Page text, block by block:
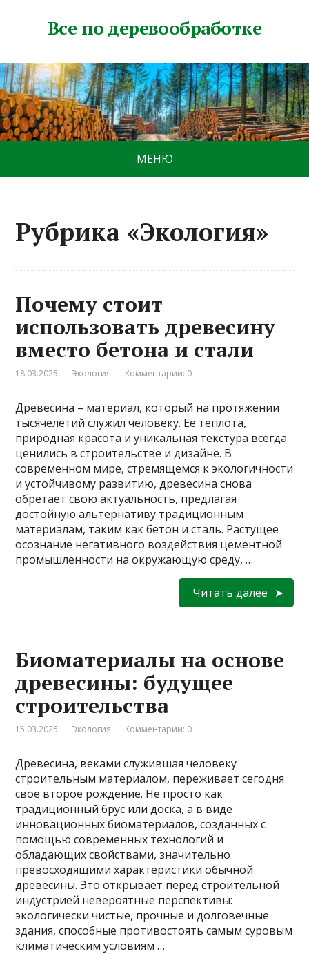
Все по деревообработке
МЕНЮ
Рубрика «Экология»
Почему стоит
использовать древесину
вместо бетона и стали
18.03.2025 Экология Комментарии: 0
Древесина – материал, который на протяжении
тысячелетий служил человеку. Ее теплота,
природная красота и уникальная текстура всегда
ценились в строительстве и дизайне. В
современном мире, стремящемся к экологичности
и устойчивому развитию, древесина снова
обретает свою актуальность, предлагая
достойную альтернативу традиционным
материалам, таким как бетон и сталь. Растущее
осознание негативного воздействия цементной
промышленности на окружающую среду, …
Читать далее
Биоматериалы на основе
древесины: будущее
строительства
15.03.2025 Экология Комментарии: 0
Древесина, веками служившая человеку
строительным материалом, переживает сегодня
свое второе рождение. Не просто как
традиционный брус или доска, а в виде
инновационных биоматериалов, созданных с
помощью современных технологий и
обладающих свойствами, значительно
превосходящими характеристики обычной
древесины. Это открывает перед строительной
индустрией невероятные перспективы:
экологически чистые, прочные и долговечные
здания, способные противостоять самым суровым
климатическим условиям …